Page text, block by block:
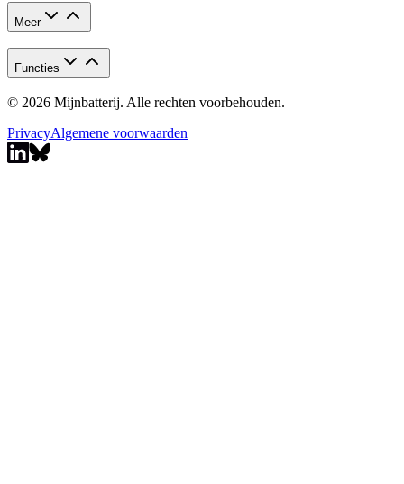
Meer
Functies
© 2026 Mijnbatterij. Alle rechten voorbehouden.
PrivacyAlgemene voorwaarden